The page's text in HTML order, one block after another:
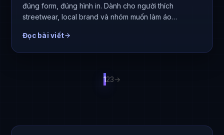
đúng form, đúng hình in. Dành cho người thích
streetwear, local brand và nhóm muốn làm áo…
Đọc bài viết
123→